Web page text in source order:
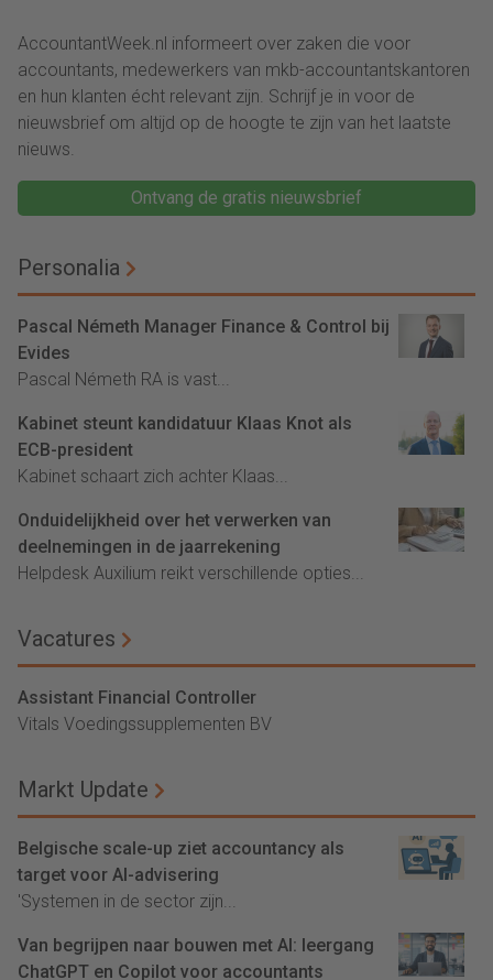
AccountantWeek.nl informeert over zaken die voor
accountants, medewerkers van mkb-accountantskantoren
en hun klanten écht relevant zijn. Schrijf je in voor de
nieuwsbrief om altijd op de hoogte te zijn van het laatste
nieuws.
Ontvang de gratis nieuwsbrief
Personalia
Pascal Németh Manager Finance & Control bij
Evides
Pascal Németh RA is vast...
Kabinet steunt kandidatuur Klaas Knot als
ECB-president
Kabinet schaart zich achter Klaas...
Onduidelijkheid over het verwerken van
deelnemingen in de jaarrekening
Helpdesk Auxilium reikt verschillende opties...
Vacatures
Assistant Financial Controller
Vitals Voedingssupplementen BV
Markt Update
Belgische scale-up ziet accountancy als
target voor AI-advisering
'Systemen in de sector zijn...
Van begrijpen naar bouwen met AI: leergang
ChatGPT en Copilot voor accountants